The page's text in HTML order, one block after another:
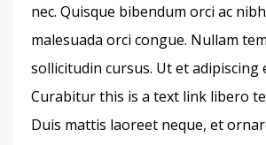
nec. Quisque bibendum orci ac
malesuada orci congue. Nullam
sollicitudin cursus. Ut et adipiscing
Curabitur this is a text link libero
Duis mattis laoreet neque, et